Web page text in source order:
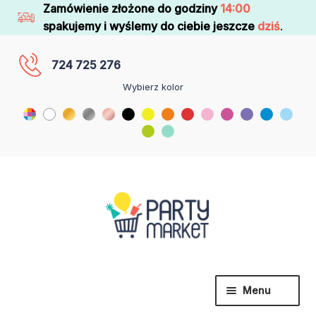
Zamówienie złożone do godziny 14:00
spakujemy i wyślemy do ciebie jeszcze dziś.
724 725 276
Wybierz kolor
Menu